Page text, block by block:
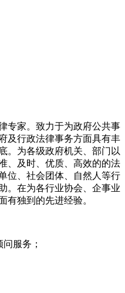
专家。致力于为政府公共事
及行政法律事务方面具有丰
。为各级政府机关、部门以
、及时、优质、高效的的法
位、社会团体、自然人等行
。在为各行业协会、企事业
有独到的先进经验。
服务；